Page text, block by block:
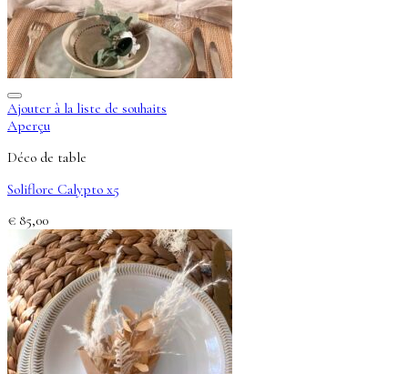
Ajouter à la liste de souhaits
Aperçu
Déco de table
Soliflore Calypto x5
€ 85,00